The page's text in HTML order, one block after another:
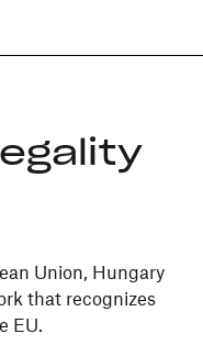
Union, Hungary
that recognizes
EU.